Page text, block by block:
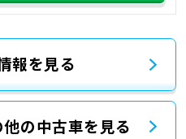
報を見る
の中古車を見る